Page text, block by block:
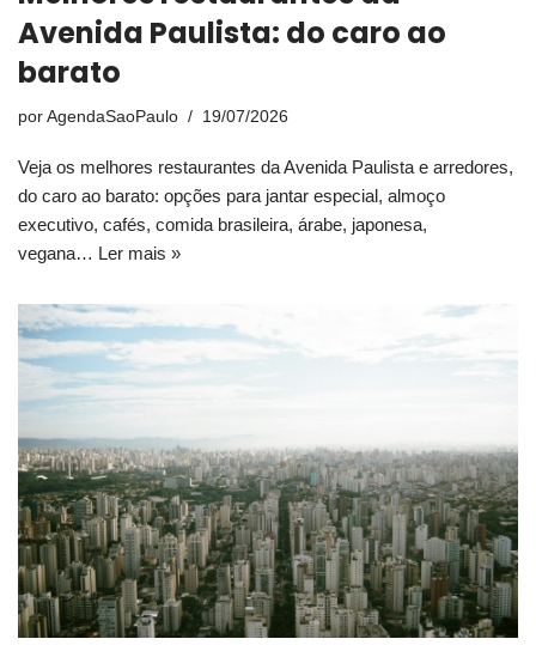
Avenida Paulista: do caro ao
barato
por AgendaSaoPaulo 19/07/2026
Veja os melhores restaurantes da Avenida Paulista e arredores,
do caro ao barato: opções para jantar especial, almoço
executivo, cafés, comida brasileira, árabe, japonesa,
vegana… Ler mais »